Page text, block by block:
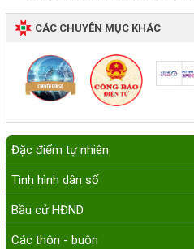
Đặc điểm tự nhiên
Tình hình dân số
Bầu cử HĐND
Các thôn - buôn
CÁC CHUYÊN MỤC KHÁC